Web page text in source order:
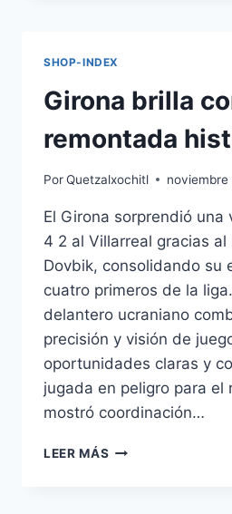
POLONIA
2026:
UN
VIAJE
LAS
DE
UNA
NACIÓN
SHOP-INDEX
Girona brilla
remontada
PorQuetzalxochitl
El Girona sorprendió una
4 2 al Villarreal gracias
Dovbik, consolidando su
cuatro primeros de la
delantero ucraniano
precisión y visión de
oportunidades claras y
jugada en peligro para el
mostró coordinación…
LEER MÁS GIRONA